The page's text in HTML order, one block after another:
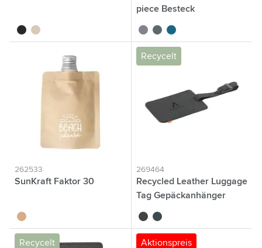
noir naturel
piece Besteck
sablevert foncébleu foncé
262533
SunKraft Faktor 30
brun
Recycelt
269464
Recycled Leather Luggage
Tag Gepäckanhänger
noir bleu foncé
Recycelt Aktionspreis